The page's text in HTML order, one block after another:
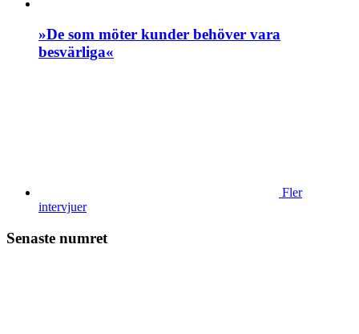
»De som möter kunder behöver vara
besvärliga«
Fler
intervjuer
Senaste numret